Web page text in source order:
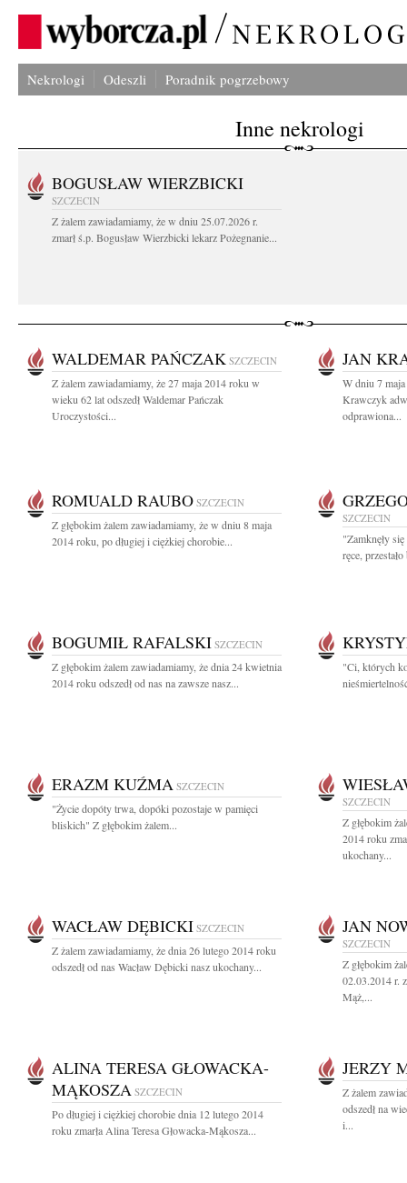
Nekrologi Odeszli Poradnik pogrzebowy
Inne nekrologi
BOGUSŁAW WIERZBICKI
SZCZECIN
Z żalem zawiadamiamy, że w dniu 25.07.2026 r.
zmarł ś.p. Bogusław Wierzbicki lekarz Pożegnanie...
WALDEMAR PAŃCZAK SZCZECIN
Z żalem zawiadamiamy, że 27 maja 2014 roku w
wieku 62 lat odszedł Waldemar Pańczak
Uroczystości...
JAN
W dniu 7
Krawczyk
odprawiona...
ROMUALD RAUBO SZCZECIN
Z głębokim żalem zawiadamiamy, że w dniu 8 maja
2014 roku, po długiej i ciężkiej chorobie...
SZCZECIN
"Zamknęły
ręce,
BOGUMIŁ RAFALSKI SZCZECIN
Z głębokim żalem zawiadamiamy, że dnia 24 kwietnia
2014 roku odszedł od nas na zawsze nasz...
"Ci, których
ERAZM KUŹMA SZCZECIN
"Życie dopóty trwa, dopóki pozostaje w pamięci
bliskich" Z głębokim żalem...
SZCZECIN
Z głębokim
2014 roku
ukochany...
WACŁAW DĘBICKI SZCZECIN
Z żalem zawiadamiamy, że dnia 26 lutego 2014 roku
odszedł od nas Wacław Dębicki nasz ukochany...
JAN
SZCZECIN
Z głębokim
02.03.2014 r.
Mąż,...
ALINA TERESA GŁOWACKA-
MĄKOSZA SZCZECIN
Po długiej i ciężkiej chorobie dnia 12 lutego 2014
roku zmarła Alina Teresa Głowacka-Mąkosza...
JERZY
Z żalem
odszedł na
i...